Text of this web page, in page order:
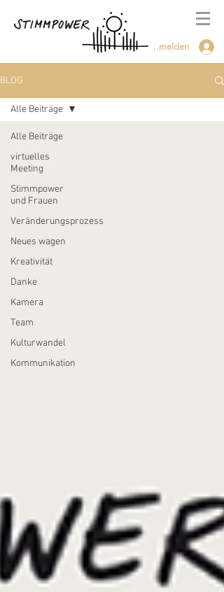
Anmelden
BLOG
Alle Beiträge
virtuelles
Meeting
Stimmpower
und Frauen
Veränderungsprozess
Neues wagen
Kreativität
Danke
Kamera
Team
Kulturwandel
Kommunikation
Alle Beiträge